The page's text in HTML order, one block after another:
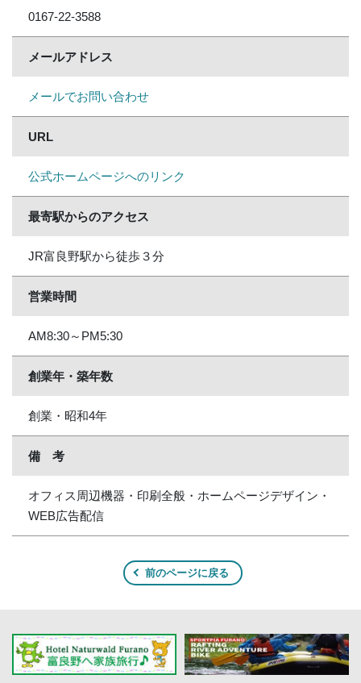
0167-22-3588
メールアドレス
メールでお問い合わせ
URL
公式ホームページへのリンク
最寄駅からのアクセス
JR富良野駅から徒歩３分
営業時間
AM8:30～PM5:30
創業年・築年数
創業・昭和4年
備 考
オフィス周辺機器・印刷全般・ホームページデザイン・
WEB広告配信
前のページに戻る